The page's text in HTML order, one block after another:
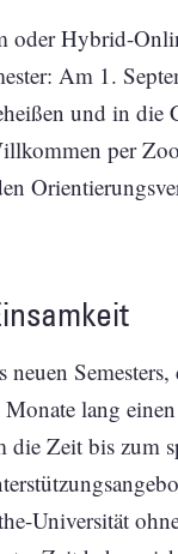
Hybrid-
Am 1.
und in die
per
lang
Zeit bis zum
Universität